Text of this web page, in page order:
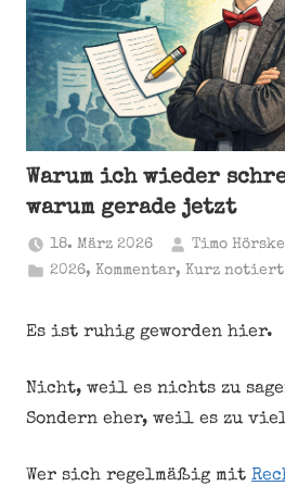
Warum ich wieder
warum gerade jetzt
18. März 2026
Timo Hörske
2026, Kommentar, Kurz notiert
Es ist ruhig geworden hier.
Nicht, weil es nichts zu
Sondern eher, weil es zu
Wer sich regelmäßig mit